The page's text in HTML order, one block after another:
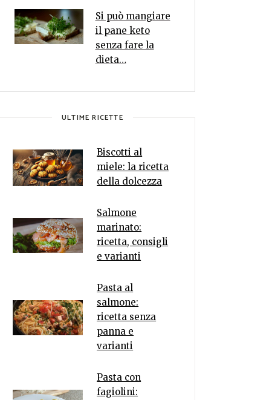
Si può mangiare
il pane keto
senza fare la
dieta…
ULTIME RICETTE
Biscotti al
miele: la ricetta
della dolcezza
Salmone
marinato:
ricetta, consigli
e varianti
Pasta al
salmone:
ricetta senza
panna e
varianti
Pasta con
fagiolini: